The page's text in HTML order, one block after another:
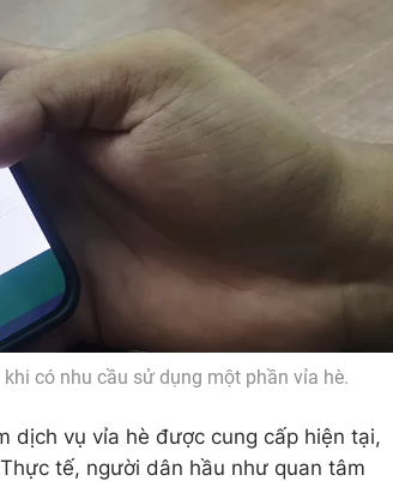
có nhu cầu sử dụng một phần vỉa hè.
dịch vụ vỉa hè được cung cấp hiện tại,
tế, người dân hầu như quan tâm